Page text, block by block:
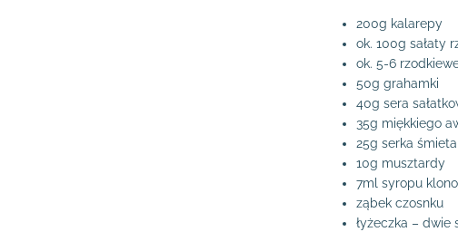
200g kalarepy
ok. 100g sałaty
ok. 5-6
50g grahamki
40g sera
35g miękkiego
25g serka
10g musztardy
7ml syropu
ząbek czosnku
łyżeczka – dwie